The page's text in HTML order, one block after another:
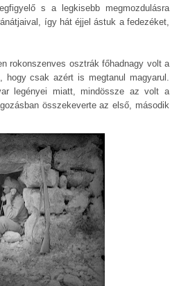
s a legkisebb megmozdulásra
így hát éjjel ástuk a fedezéket,
rokonszenves osztrák főhadnagy volt a
hogy csak azért is megtanul magyarul.
legényei miatt, mindössze az volt a
összekeverte az első, második